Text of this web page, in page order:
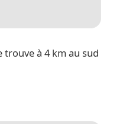
trouve à 4 km au sud